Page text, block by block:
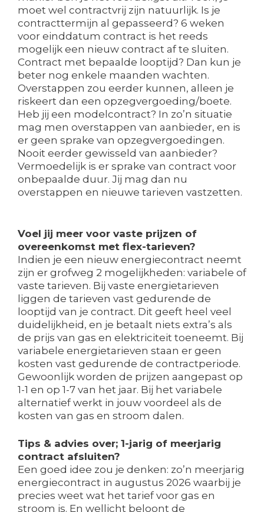
moet wel contractvrij zijn natuurlijk. Is je
contracttermijn al gepasseerd? 6 weken
voor einddatum contract is het reeds
mogelijk een nieuw contract af te sluiten.
Contract met bepaalde looptijd? Dan kun je
beter nog enkele maanden wachten.
Overstappen zou eerder kunnen, alleen je
riskeert dan een opzegvergoeding/boete.
Heb jij een modelcontract? In zo’n situatie
mag men overstappen van aanbieder, en is
er geen sprake van opzegvergoedingen.
Nooit eerder gewisseld van aanbieder?
Vermoedelijk is er sprake van contract voor
onbepaalde duur. Jij mag dan nu
overstappen en nieuwe tarieven vastzetten.
Voel jij meer voor vaste prijzen of
overeenkomst met flex-tarieven?
Indien je een nieuw energiecontract neemt
zijn er grofweg 2 mogelijkheden: variabele of
vaste tarieven. Bij vaste energietarieven
liggen de tarieven vast gedurende de
looptijd van je contract. Dit geeft heel veel
duidelijkheid, en je betaalt niets extra’s als
de prijs van gas en elektriciteit toeneemt. Bij
variabele energietarieven staan er geen
kosten vast gedurende de contractperiode.
Gewoonlijk worden de prijzen aangepast op
1-1 en op 1-7 van het jaar. Bij het variabele
alternatief werkt in jouw voordeel als de
kosten van gas en stroom dalen.
Tips & advies over; 1-jarig of meerjarig
contract afsluiten?
Een goed idee zou je denken: zo’n meerjarig
energiecontract in augustus 2026 waarbij je
precies weet wat het tarief voor gas en
stroom is. En wellicht beloont de